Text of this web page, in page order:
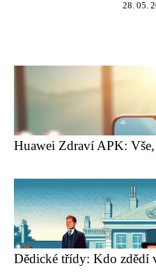
28. 05.
Huawei Zdraví APK:
Dědické třídy: Kdo zdědí